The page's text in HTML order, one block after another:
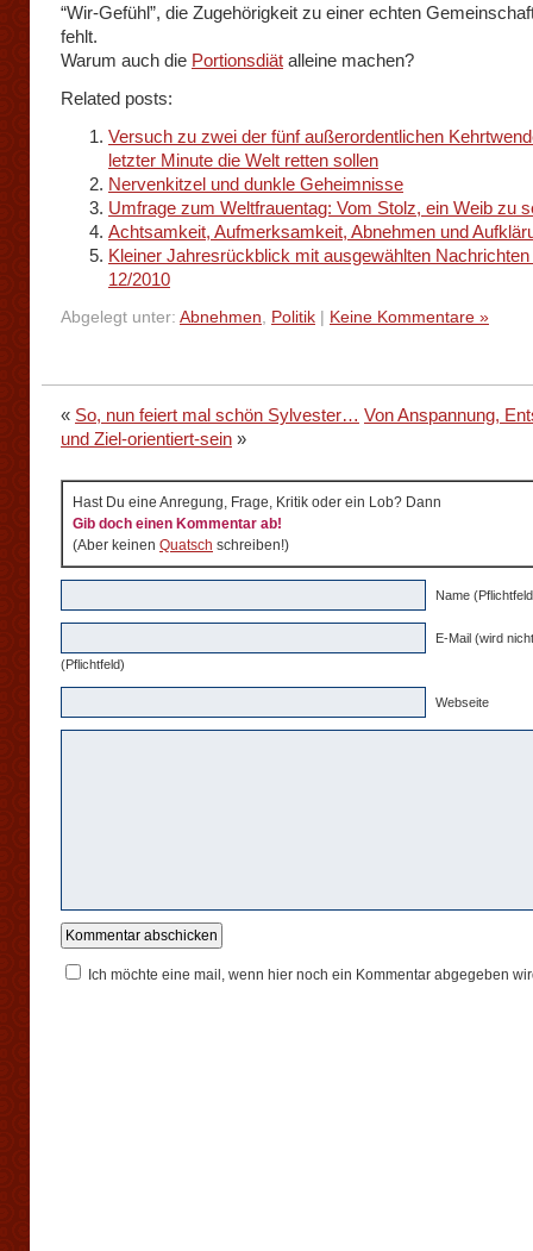
“Wir-Gefühl”, die Zugehörigkeit zu einer echten
fehlt.
Warum auch die Portionsdiät alleine machen?
Related posts:
Versuch zu zwei der fünf außerordentlichen
letzter Minute die Welt retten sollen
Nervenkitzel und dunkle Geheimnisse
Umfrage zum Weltfrauentag: Vom Stolz, ein Weib zu
Achtsamkeit, Aufmerksamkeit, Abnehmen und
Kleiner Jahresrückblick mit ausgewählten Nachrichten
12/2010
Abgelegt unter: Abnehmen, Politik Keine Kommentare »
« So, nun feiert mal schön Sylvester… Von Anspannung,
und Ziel-orientiert-sein »
Hast Du eine Anregung, Frage, Kritik oder ein Lob? Dann
Gib doch einen Kommentar ab!
(Aber keinen Quatsch schreiben!)
Name
E-Mail (wird
(Pflichtfeld)
Webseite
Ich möchte eine mail, wenn hier noch ein Kommentar abgegeben